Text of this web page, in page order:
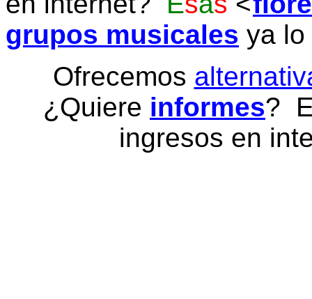
grupos musicales ya
Ofrecemos
¿Quiere informes?
ingresos en